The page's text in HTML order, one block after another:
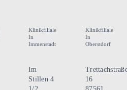
Optionen
können
Produktseite
Klinikfiliale
In
Immenstadt
Im
Stillen 4
Klinikfiliale
In
Oberstdorf
16